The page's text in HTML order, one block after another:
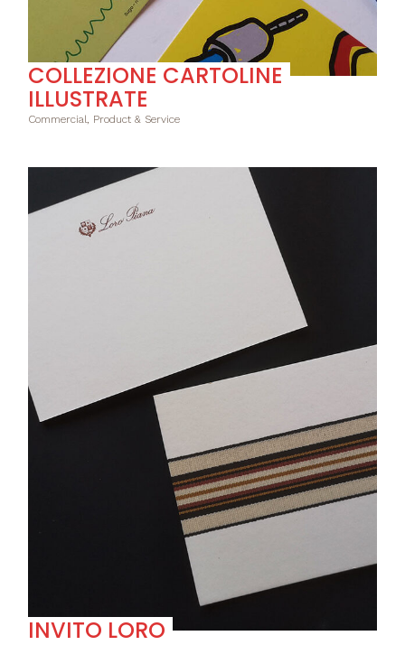
COLLEZIONE CARTOLINE
ILLUSTRATE
Commercial, Product & Service
INVITO LORO